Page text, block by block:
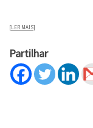
[LER MAIS]
Partilhar